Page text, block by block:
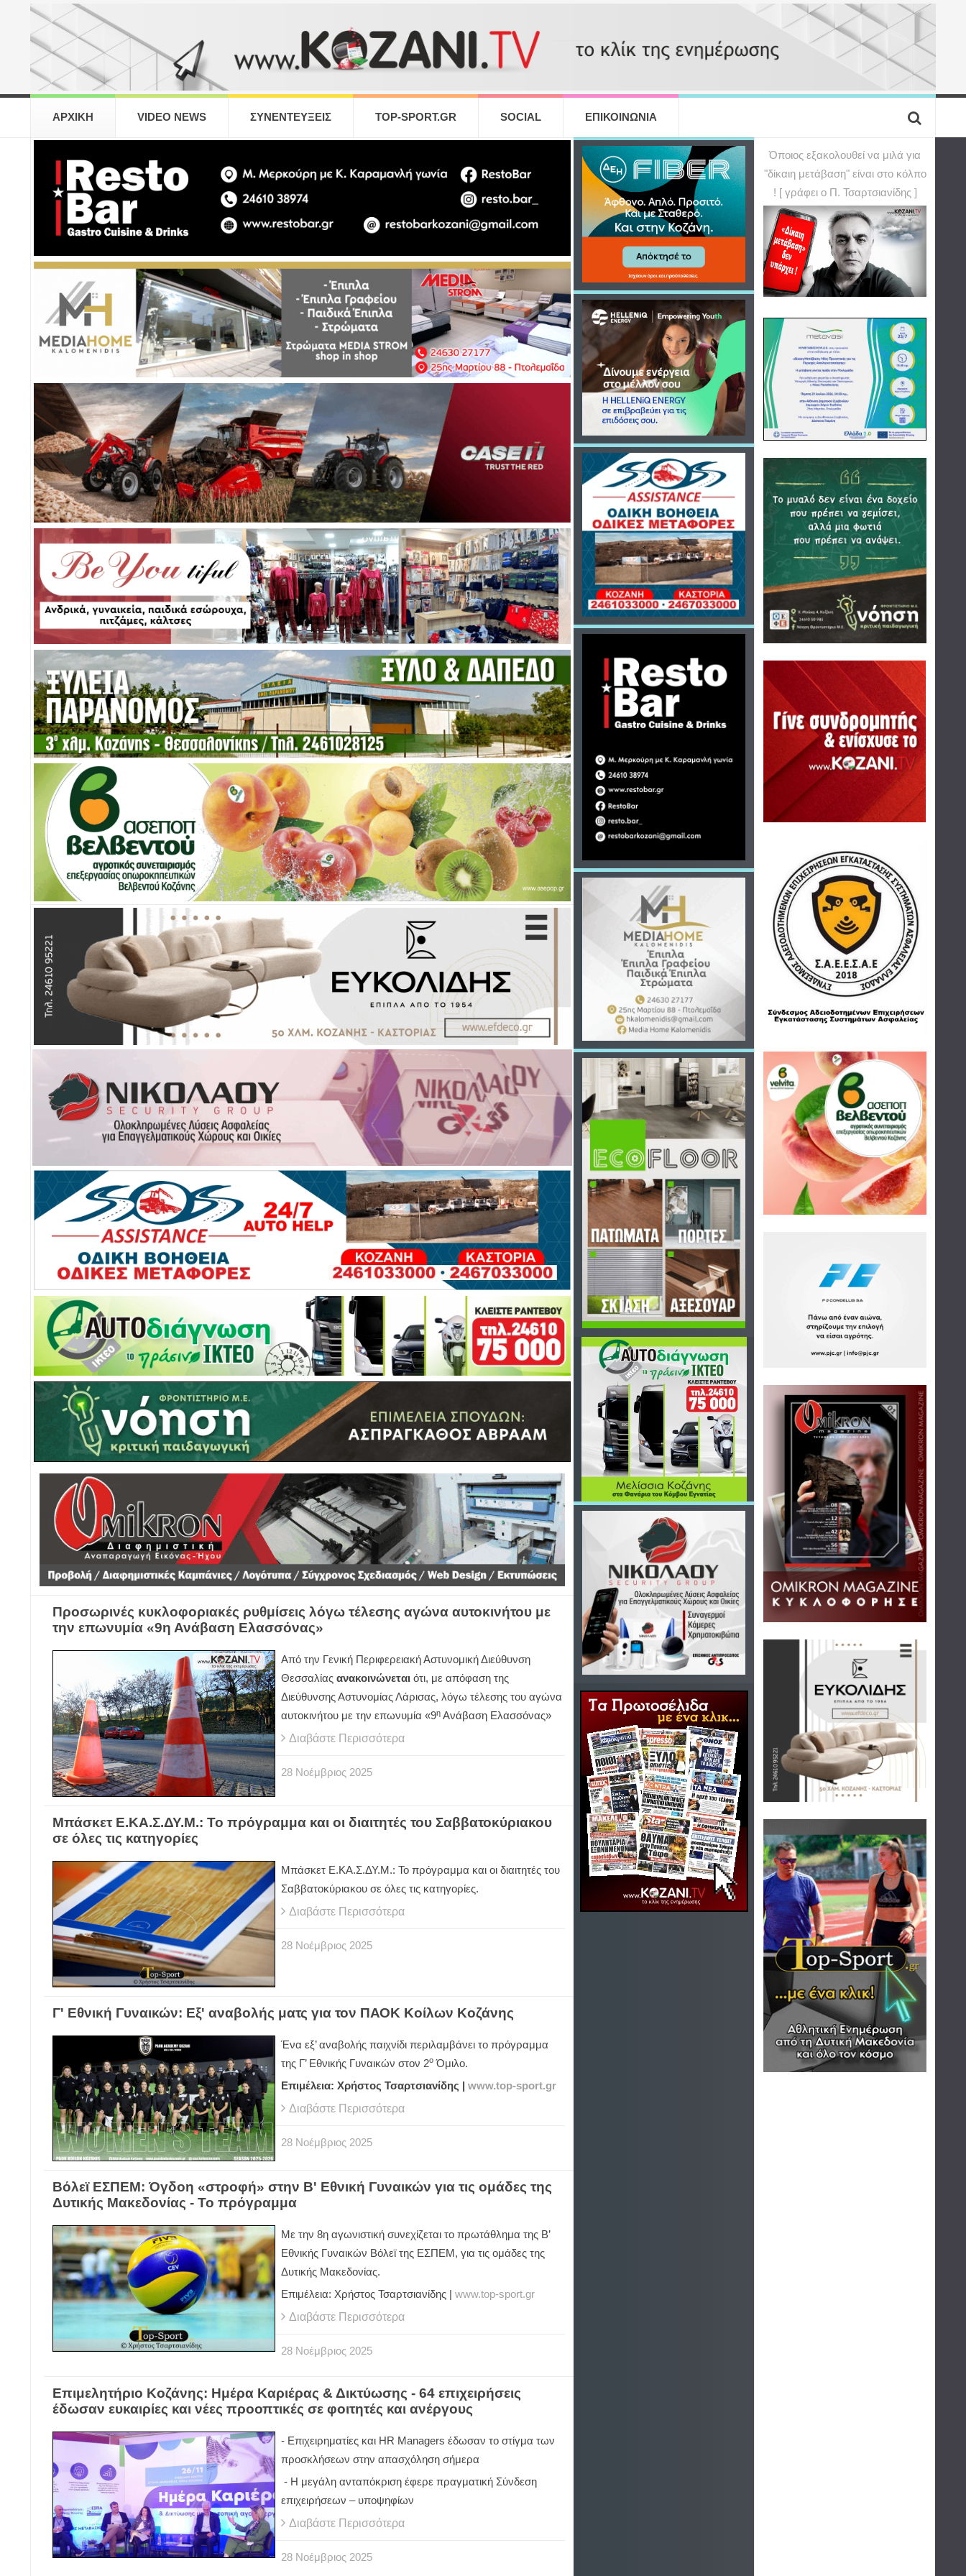
ΑΡΧΙΚΗ VIDEO NEWS ΣΥΝΕΝΤΕΥΞΕΙΣ TOP-SPORT.GR SOCIAL ΕΠΙΚΟΙΝΩΝΙΑ
Προσωρινές κυκλοφοριακές ρυθμίσεις λόγω τέλεσης αγώνα αυτοκινήτου με
την επωνυμία «9η Ανάβαση Ελασσόνας»
Από την Γενική Περιφερειακή Αστυνομική Διεύθυνση
Θεσσαλίας ανακοινώνεται ότι, με απόφαση της
Διεύθυνσης Αστυνομίας Λάρισας, λόγω τέλεσης του αγώνα
αυτοκινήτου με την επωνυμία «9η Ανάβαση Ελασσόνας»
Διαβάστε Περισσότερα
28 Νοέμβριος 2025
Μπάσκετ Ε.ΚΑ.Σ.ΔΥ.Μ.: Το πρόγραμμα και οι διαιτητές του Σαββατοκύριακου
σε όλες τις κατηγορίες
Μπάσκετ Ε.ΚΑ.Σ.ΔΥ.Μ.: Το πρόγραμμα και οι διαιτητές του
Σαββατοκύριακου σε όλες τις κατηγορίες.
Διαβάστε Περισσότερα
28 Νοέμβριος 2025
Γ' Εθνική Γυναικών: Εξ' αναβολής ματς για τον ΠΑΟΚ Κοίλων Κοζάνης
Ένα εξ’ αναβολής παιχνίδι περιλαμβάνει το πρόγραμμα
της Γ’ Εθνικής Γυναικών στον 2ο Όμιλο.
Επιμέλεια: Χρήστος Τσαρτσιανίδης | www.top-sport.gr
Διαβάστε Περισσότερα
28 Νοέμβριος 2025
Βόλεϊ ΕΣΠΕΜ: Όγδοη «στροφή» στην Β' Εθνική Γυναικών για τις ομάδες της
Δυτικής Μακεδονίας - Το πρόγραμμα
Με την 8η αγωνιστική συνεχίζεται το πρωτάθλημα της Β’
Εθνικής Γυναικών Βόλεϊ της ΕΣΠΕΜ, για τις ομάδες της
Δυτικής Μακεδονίας.
Επιμέλεια: Χρήστος Τσαρτσιανίδης | www.top-sport.gr
Διαβάστε Περισσότερα
28 Νοέμβριος 2025
Επιμελητήριο Κοζάνης: Ημέρα Καριέρας & Δικτύωσης - 64 επιχειρήσεις
έδωσαν ευκαιρίες και νέες προοπτικές σε φοιτητές και ανέργους
- Επιχειρηματίες και HR Managers έδωσαν το στίγμα των
προσκλήσεων στην απασχόληση σήμερα
- Η μεγάλη ανταπόκριση έφερε πραγματική Σύνδεση
επιχειρήσεων – υποψηφίων
Διαβάστε Περισσότερα
28 Νοέμβριος 2025
Όποιος εξακολουθεί να μιλά για
"δίκαιη μετάβαση" είναι στο κόλπο
! [ γράφει ο Π. Τσαρτσιανίδης ]